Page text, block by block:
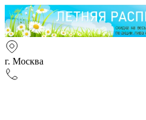
г. Москва